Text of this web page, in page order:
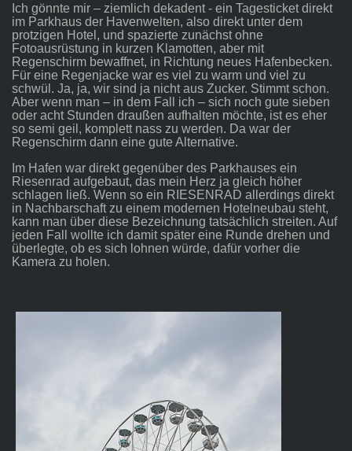
Ich gönnte mir – ziemlich dekadent - ein Tagesticket direkt
im Parkhaus der Havenwelten, also direkt unter dem
protzigen Hotel, und spazierte zunächst ohne
Fotoausrüstung in kurzen Klamotten, aber mit
Regenschirm bewaffnet, in Richtung neues Hafenbecken.
Für eine Regenjacke war es viel zu warm und viel zu
schwül. Ja, ja, wir sind ja nicht aus Zucker. Stimmt schon.
Aber wenn man – in dem Fall ich – sich noch gute sieben
oder acht Stunden draußen aufhalten möchte, ist es eher
so semi geil, komplett nass zu werden. Da war der
Regenschirm dann eine gute Alternative.
Im Hafen war direkt gegenüber des Parkhauses ein
Riesenrad aufgebaut, das mein Herz ja gleich höher
schlagen ließ. Wenn so ein RIESENRAD allerdings direkt
in Nachbarschaft zu einem modernen Hotelneubau steht,
kann man über diese Bezeichnung tatsächlich streiten. Auf
jeden Fall wollte ich damit später eine Runde drehen und
überlegte, ob es sich lohnen würde, dafür vorher die
Kamera zu holen.